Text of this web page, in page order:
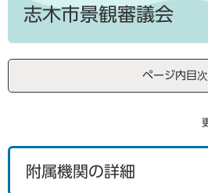
志木市景観審議会
ページ内目次
附属機関の詳細